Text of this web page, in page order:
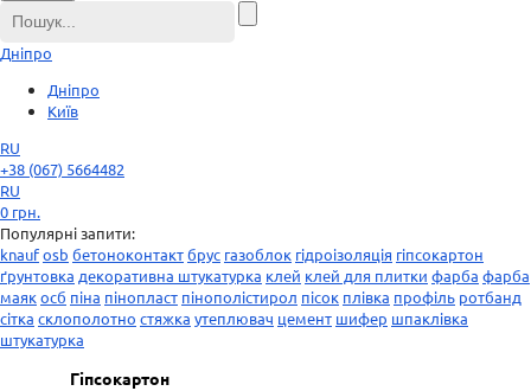
Дніпро
Дніпро
Київ
RU
+38 (067) 5664482
RU
0 грн.
Популярні запити:
knaufosb бетоноконтактбрус газоблок гідроізоляція гіпсокартон
ґрунтовка декоративна штукатурка клей клей для плитки фарба фарба
маякосб піна пінопласт пінополістирол пісок плівка профіль ротбанд
сітка склополотно стяжка утеплювач цемент шифер шпаклівка
штукатурка
Гіпсокартон